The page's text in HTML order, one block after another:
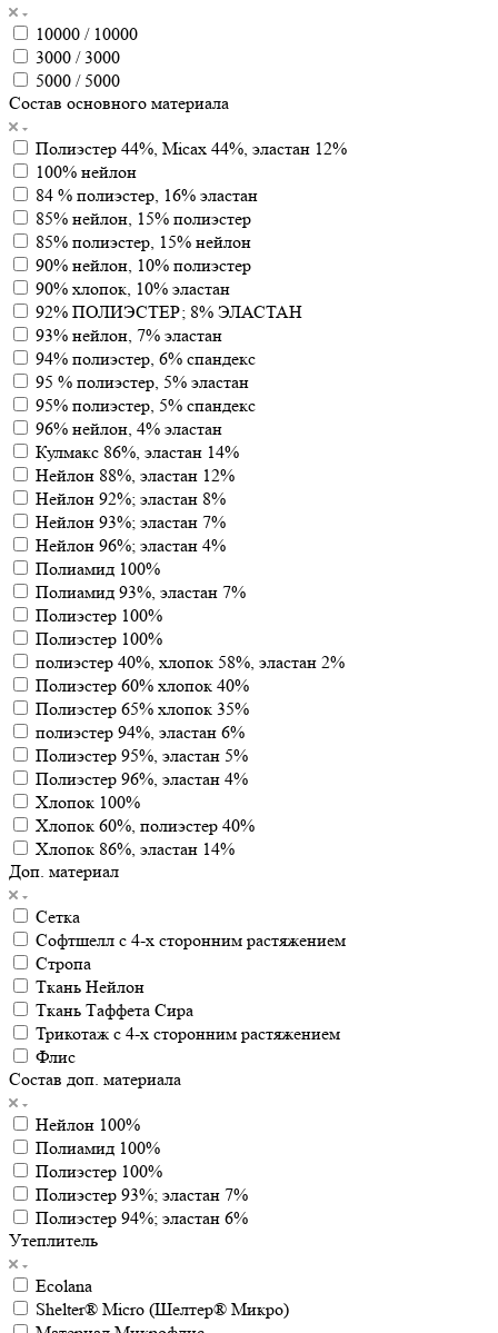
10000 / 10000
3000 / 3000
5000 / 5000
Состав основного материала
Полиэстер 44%, Micax 44%, эластан 12%
100% нейлон
84 % полиэстер, 16% эластан
85% нейлон, 15% полиэстер
85% полиэстер, 15% нейлон
90% нейлон, 10% полиэстер
90% хлопок, 10% эластан
92% ПОЛИЭСТЕР; 8% ЭЛАСТАН
93% нейлон, 7% эластан
94% полиэстер, 6% спандекс
95 % полиэстер, 5% эластан
95% полиэстер, 5% спандекс
96% нейлон, 4% эластан
Кулмакс 86%, эластан 14%
Нейлон 88%, эластан 12%
Нейлон 92%; эластан 8%
Нейлон 93%; эластан 7%
Нейлон 96%; эластан 4%
Полиамид 100%
Полиамид 93%, эластан 7%
Полиэстер 100%
Полиэстер 100%
полиэстер 40%, хлопок 58%, эластан 2%
Полиэстер 60% хлопок 40%
Полиэстер 65% хлопок 35%
полиэстер 94%, эластан 6%
Полиэстер 95%, эластан 5%
Полиэстер 96%, эластан 4%
Хлопок 100%
Хлопок 60%, полиэстер 40%
Хлопок 86%, эластан 14%
Доп. материал
Сетка
Софтшелл с 4-х сторонним растяжением
Стропа
Ткань Нейлон
Ткань Таффета Сира
Трикотаж с 4-х сторонним растяжением
Флис
Состав доп. материала
Нейлон 100%
Полиамид 100%
Полиэстер 100%
Полиэстер 93%; эластан 7%
Полиэстер 94%; эластан 6%
Утеплитель
Ecolana
Shelter® Micro (Шелтер® Микро)